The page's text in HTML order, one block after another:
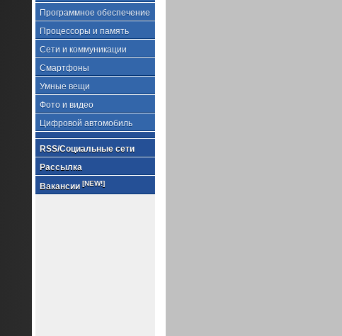
Программное обеспечение
Процессоры и память
Сети и коммуникации
Смартфоны
Умные вещи
Фото и видео
Цифровой автомобиль
RSS/Социальные сети
Рассылка
Вакансии [NEW!]